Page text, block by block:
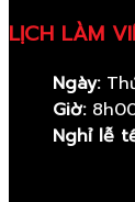
LỊCH LÀM
Ngày:
Giờ:
Nghỉ lễ